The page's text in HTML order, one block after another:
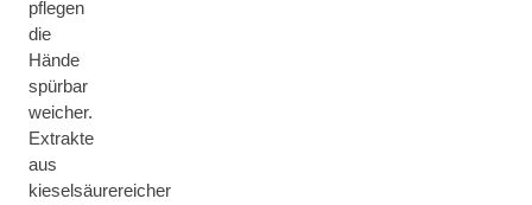
pflegen
die
Hände
spürbar
weicher.
Extrakte
aus
kieselsäurereicher